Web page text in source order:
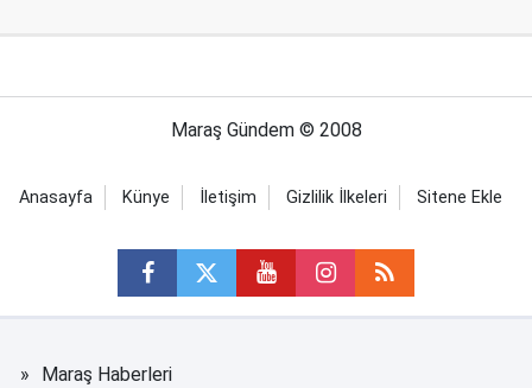
Maraş Gündem © 2008
Anasayfa Künye İletişim Gizlilik İlkeleri Sitene Ekle
Maraş Haberleri